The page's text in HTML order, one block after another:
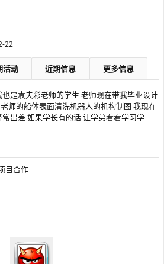
22
活动 近期信息 更多信息
也是袁夫彩老师的学生 老师现在带我毕业设计
师的船体表面清洗机器人的机构制图 我现在
出差 如果学长有的话 让学弟看看学习学
目合作